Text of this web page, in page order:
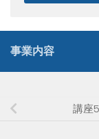
事業内容
講座